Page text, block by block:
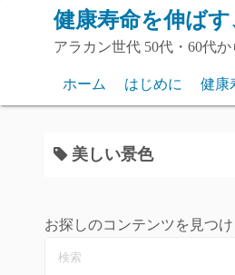
ツ
健康寿命を伸ば
アラカン世代 50代・60代
ホーム はじめに 健康
美しい景色
お探しのコンテンツを見つ